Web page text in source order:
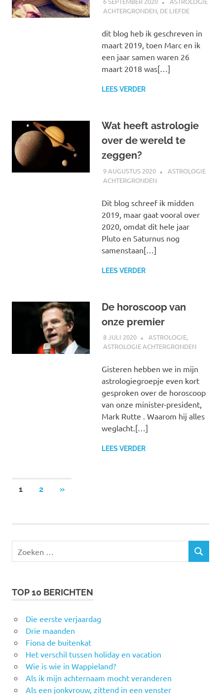
ACHTERGRONDEN, DE LIEFDE
dit blog heb ik geschreven in
maart 2019, toen Marc en ik
een jaar samen waren 26
maart 2018 was[…]
LEES VERDER
Wat heeft astrologie
over de wereld te
zeggen?
9 AUGUSTUS 2020 MARJOLEIN
ASTROLOGIE
ACHTERGRONDEN
Dit blog schreef ik midden
2019, maar gaat vooral over
2020, omdat dit hele jaar
Pluto en Saturnus nog
samenstaan[…]
LEES VERDER
De horoscoop van
onze premier
8 JULI 2020 MARJOLEIN
ASTROLOGIE,
ASTROLOGIE ACHTERGRONDEN
Gisteren hebben we in mijn
astrologiegroepje even kort
gesproken over de horoscoop
van onze minister-president,
Mark Rutte . Waarom hij alles
weglacht.[…]
LEES VERDER
Berichten
1 2
VOLGENDE
»
naar:
ZOEKEN
TOP 10 BERICHTEN
Die eerste verjaardag
Drie maanden
Fiona de buitenkat
Het verschil tussen holiday en vacation
Wie is wie in Wappieland?
Als ik mijn achternaam mocht veranderen
Als een jonkvrouw, zittend in een venster